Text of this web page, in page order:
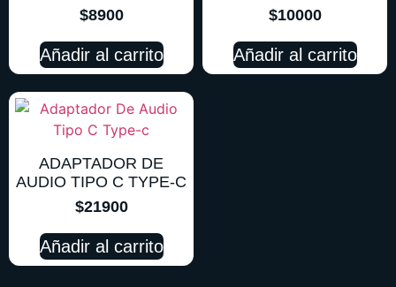
$8900
Añadir al carrito
$10000
Añadir al carrito
ADAPTADOR DE
AUDIO TIPO C TYPE-C
$21900
Añadir al carrito